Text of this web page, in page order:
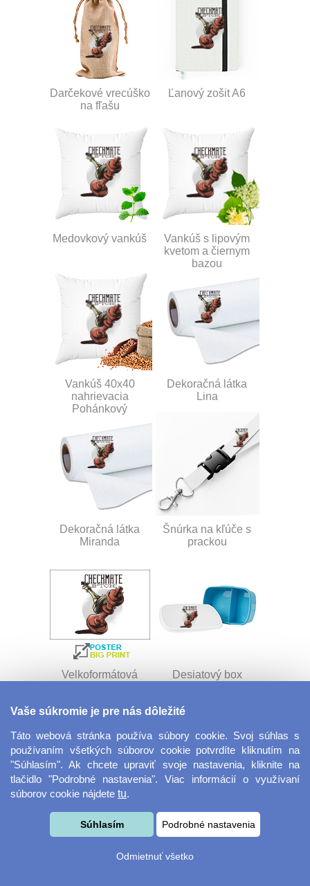
Darčekové vrecúško
na fľašu
Ľanový zošit A6
Medovkový vankúš
Vankúš s lipovým
kvetom a čiernym
bazou
Vankúš 40x40
nahrievacia
Pohánkový
Dekoračná látka
Lina
Dekoračná látka
Miranda
Šnúrka na kľúče s
prackou
Velkoformátová
Desiatový box
Kovový dávkovač na
Obrus ​​125 x 75 cm
Vaše súkromie je pre nás dôležité
Táto webová stránka používa súbory cookie. Svoj súhlas s
používaním všetkých súborov cookie potvrdíte kliknutím na
"Súhlasím". Ak chcete upraviť svoje nastavenia, kliknite na
tlačidlo "Podrobné nastavenia". Viac informácií o využívaní
súborov cookie nájdete tu.
Súhlasím Podrobné nastavenia
Odmietnuť všetko